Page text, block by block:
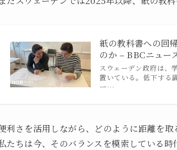
紙の教科書への回
のか – BBCニュー
スウェーデン政府は、
置いている。低下する
一…
利さを活用しながら、どのように距離を取
たちは今、そのバランスを模索している時